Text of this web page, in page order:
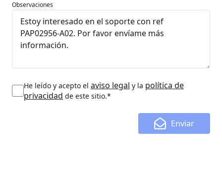
Observaciones
He leído y acepto el aviso legal y la política de
privacidad de este sitio.*
Enviar